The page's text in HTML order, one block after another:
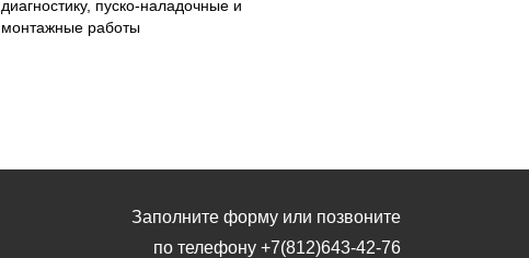
диагностику, пуско-наладочные и
монтажные работы
Заполните форму или позвоните
по телефону +7(812)643-42-76